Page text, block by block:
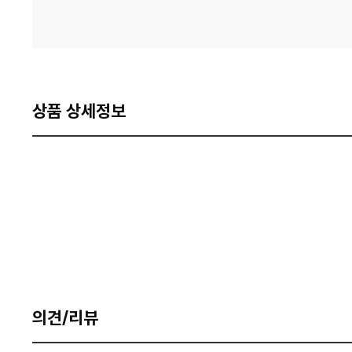
상품 상세정보
의견/리뷰